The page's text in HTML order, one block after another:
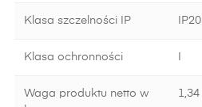
Klasa szczelności IP IP20
Klasa ochronności
Waga produktu netto w
1,34